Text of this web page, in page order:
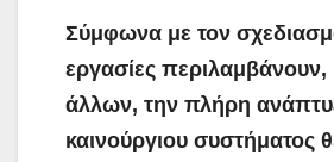
Σύμφωνα με τον
εργασίες περιλαμβάνουν,
άλλων, την πλήρη
καινούργιου συστήματος